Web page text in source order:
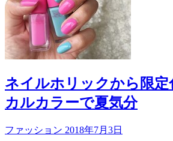
ネイルホリックから限
カルカラーで夏気分
ファッション 2018年7月3日